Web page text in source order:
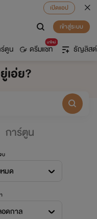
เปิดแอป
เข้าสู่ระบบ
ตูน
มาใหม่
ดรีมแชท ธัญลิสต์
เอ่ย?
การ์ตูน
บ
มด
ดกาล